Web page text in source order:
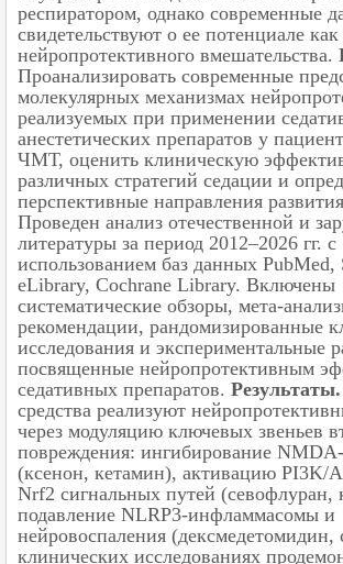
респиратором, однако современные
свидетельствуют о ее потенциале
нейропротективного вмешательства.
Проанализировать современные
молекулярных механизмах
реализуемых при применении
анестетических препаратов у
ЧМТ, оценить клиническую
различных стратегий седации и
перспективные направления
Проведен анализ отечественной и
литературы за период 2012–2026 гг. с
использованием баз данных PubMed,
eLibrary, Cochrane Library. Включены
систематические обзоры, мета-
рекомендации, рандомизированные
исследования и экспериментальные
посвященные нейропротективным
седативных препаратов. Результаты.
средства реализуют
через модуляцию ключевых звеньев
повреждения: ингибирование
(ксенон, кетамин), активацию PI3K/
Nrf2 сигнальных путей (севофлуран,
подавление NLRP3-инфламмасомы и
нейровоспаления
клинических исследованиях